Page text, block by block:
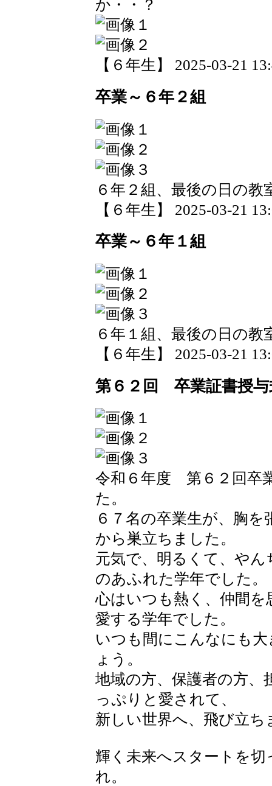
か・・？
【６年生】 2025-03-21
卒業～６年２組
６年２組、最後の日の教
【６年生】 2025-03-21
卒業～６年１組
６年１組、最後の日の教
【６年生】 2025-03-21
第６２回 卒業証書授
令和６年度 第６２回卒
た。
６７名の卒業生が、胸
から巣立ちました。
元気で、明るくて、や
のあふれた学年でした。
心はいつも熱く、仲間
愛する学年でした。
いつも間にこんなにも
ょう。
地域の方、保護者の方、
っぷりと愛されて、
新しい世界へ、飛び立ち
輝く未来へスタートを
れ。